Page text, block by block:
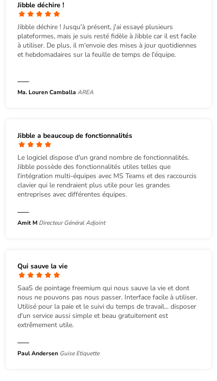
Jibble déchire !
Jibble déchire ! Jusqu'à présent, j'ai essayé plusieurs
plateformes, mais je suis resté fidèle à Jibble car il est facile
à utiliser. De plus, il m'envoie des mises à jour quotidiennes
et hebdomadaires sur la feuille de temps de l'équipe.
Ma. Louren Camballa AREA
Jibble a beaucoup de fonctionnalités
Le logiciel dispose d'un grand nombre de fonctionnalités.
Jibble possède des fonctionnalités utiles telles que
l'intégration multi-équipes avec MS Teams et des raccourcis
clavier qui le rendraient plus utile pour les grandes
entreprises avec différentes équipes.
Amit M Directeur Général Adjoint
Qui sauve la vie
SaaS de pointage freemium qui nous sauve la vie et dont
nous ne pouvons pas nous passer. Interface facile à utiliser.
Utilisé pour la paie et le suivi du temps de travail... disposer
d'un service aussi simple et beau gratuitement est
extrêmement utile.
Paul Andersen Guise Etiquette